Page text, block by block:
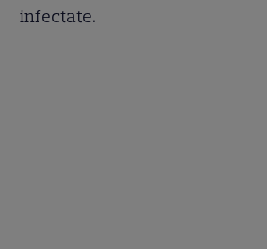
infectate.